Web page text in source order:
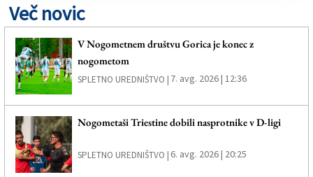
Več novic
V Nogometnem društvu Gorica je konec z
nogometom
SPLETNO UREDNIŠTVO | 7. avg. 2026 | 12:36
Nogometaši Triestine dobili nasprotnike v D-ligi
SPLETNO UREDNIŠTVO | 6. avg. 2026 | 20:25